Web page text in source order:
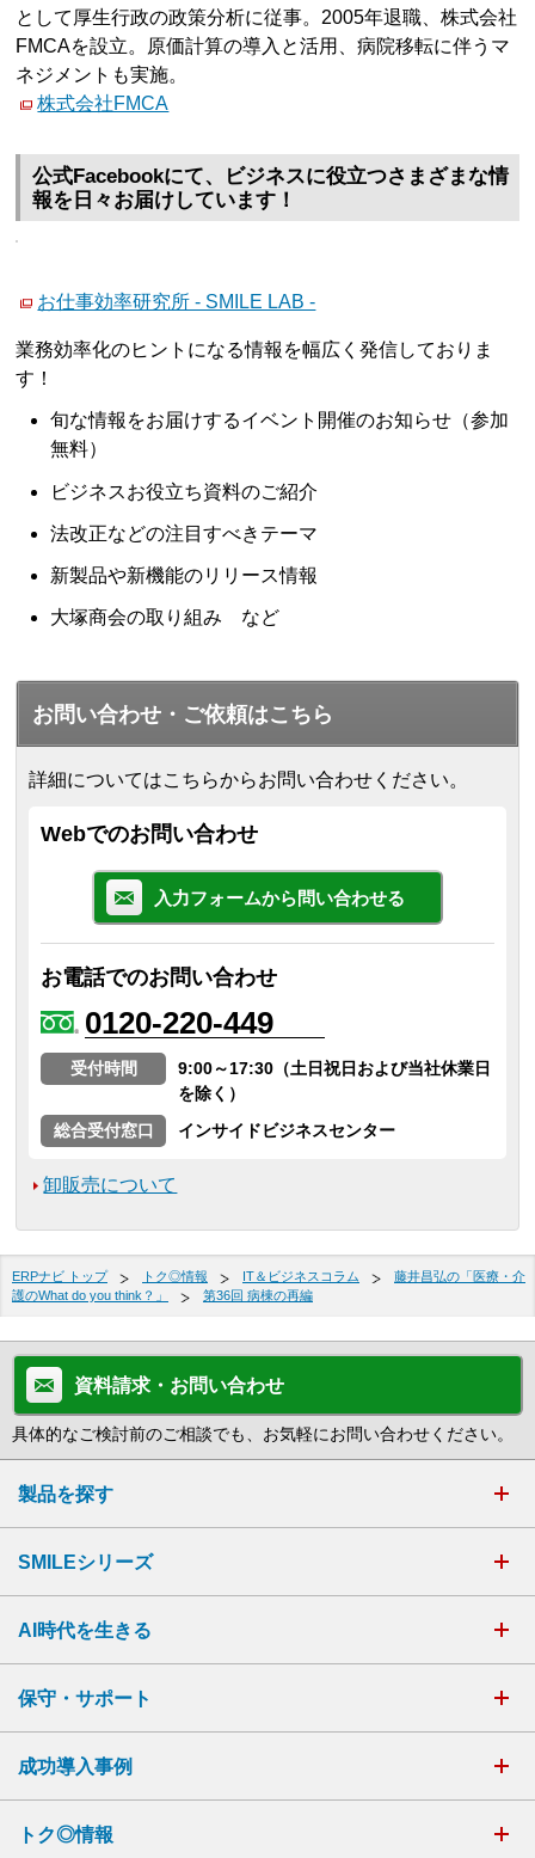
として厚生行政の政策分析に従事。2005年退職、株式会社
FMCAを設立。原価計算の導入と活用、病院移転に伴うマ
ネジメントも実施。
株式会社FMCA
公式Facebookにて、ビジネスに役立つさまざまな情
報を日々お届けしています！
お仕事効率研究所 - SMILE LAB -
業務効率化のヒントになる情報を幅広く発信しておりま
す！
旬な情報をお届けするイベント開催のお知らせ（参加
無料）
ビジネスお役立ち資料のご紹介
法改正などの注目すべきテーマ
新製品や新機能のリリース情報
大塚商会の取り組み など
お問い合わせ・ご依頼はこちら
詳細についてはこちらからお問い合わせください。
Webでのお問い合わせ
入力フォームから問い合わせる
お電話でのお問い合わせ
0120-220-449
受付時間
9:00～17:30（土日祝日および当社休業日
を除く）
総合受付窓口
インサイドビジネスセンター
卸販売について
ERPナビ トップ トク◎情報 IT＆ビジネスコラム
藤井昌弘の「医療・介
護のWhat do you think？」
第36回 病棟の再編
資料請求・お問い合わせ
具体的なご検討前のご相談でも、お気軽にお問い合わせください。
製品を探す
SMILEシリーズ
AI時代を生きる
保守・サポート
成功導入事例
トク◎情報